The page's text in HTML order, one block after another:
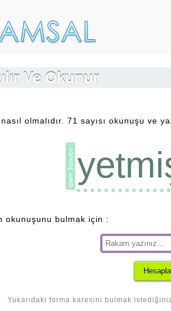
Ve Okunur
nasıl olmalıdır. 71 sayısı okunuşu ve
okunuşunu bulmak için :
Yukarıdaki forma karesini bulmak